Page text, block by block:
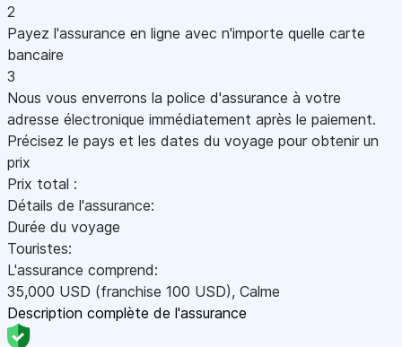
2
Payez l'assurance en ligne avec n'importe quelle carte
bancaire
3
Nous vous enverrons la police d'assurance à votre
adresse électronique immédiatement après le paiement.
Précisez le pays et les dates du voyage pour obtenir un
prix
Prix total :
Détails de l'assurance:
Durée du voyage
Touristes:
L'assurance comprend:
35,000 USD (franchise 100 USD), Calme
Description complète de l'assurance